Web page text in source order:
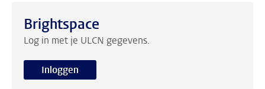
Brightspace
Log in met je ULCN gegevens.
Inloggen